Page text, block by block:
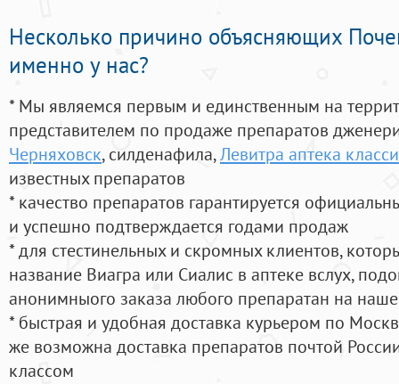
Несколько причино объясняющих
именно у нас?
* Мы являемся первым и единственным на
представителем по продаже препаратов
Черняховск, силденафила,Левитра аптека
известных препаратов
* качество препаратов гарантируется
и успешно подтверждается годами продаж
* для стестинельных и скромных клиентов,
название Виагра или Сиалис в аптеке вслух,
анонимныого заказа любого препаратан на
* быстрая и удобная доставка курьером по
же возможна доставка препаратов почтой
классом